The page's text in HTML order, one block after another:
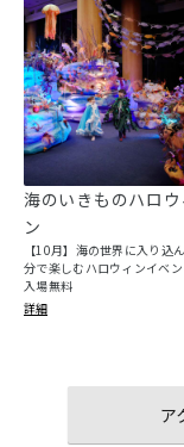
海のいきものハロウ
ン
【10月】海の世界に入り込
分で楽しむハロウィンイベ
入場無料
詳細
ア